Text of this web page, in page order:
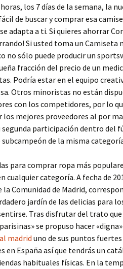
los 7 días de la semana, la
de buscar y comprar esa
adapta a ti. Si quieres ahorrar
Si usted toma un Camiseta
no sólo puede producir un
fracción del precio de un
Podría estar en el equipo
Otros minoristas no están
con los competidores, por lo
mejores proveedores al por
segunda participación dentro del
de la misma
para comprar ropa más
cualquier categoría. A fecha de
Comunidad de Madrid,
jardín de las delicias para
Tras disfrutar del trato
se propuso hacer
madrid uno de sus puntos fuertes
España así que tendrás un
habituales físicas. En la